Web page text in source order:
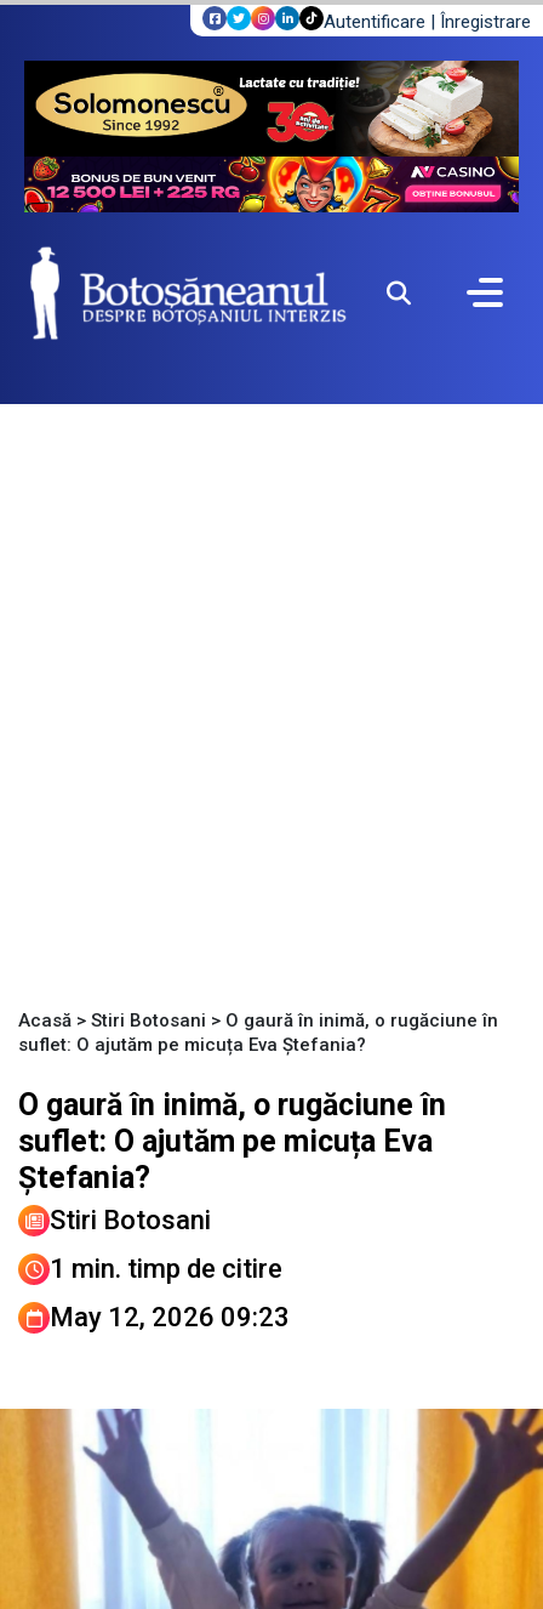
Autentificare | Înregistrare
Acasă > Stiri Botosani > O gaură în inimă, o rugăciune în
suflet: O ajutăm pe micuța Eva Ștefania?
O gaură în inimă, o rugăciune în
suflet: O ajutăm pe micuța Eva
Ștefania?
Stiri Botosani
1 min. timp de citire
May 12, 2026 09:23